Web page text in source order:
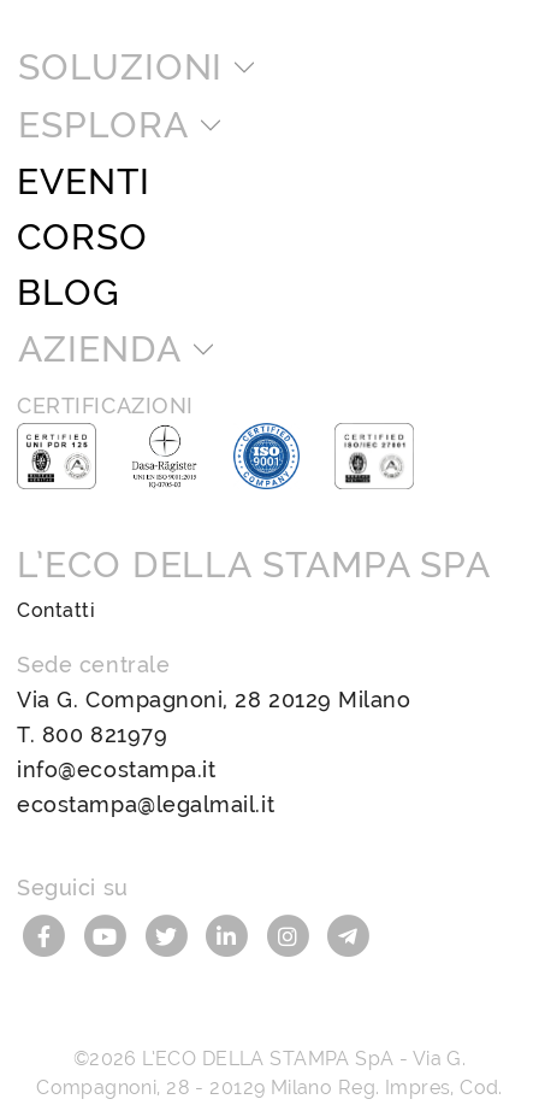
SOLUZIONI
ESPLORA
EVENTI
CORSO
BLOG
AZIENDA
CERTIFICAZIONI
L’ECO DELLA STAMPA SPA
Contatti
Sede centrale
Via G. Compagnoni, 28 20129 Milano
T. 800 821979
info@ecostampa.it
ecostampa@legalmail.it
Seguici su
©2026 L’ECO DELLA STAMPA SpA - Via G.
Compagnoni, 28 - 20129 Milano Reg. Impres, Cod.